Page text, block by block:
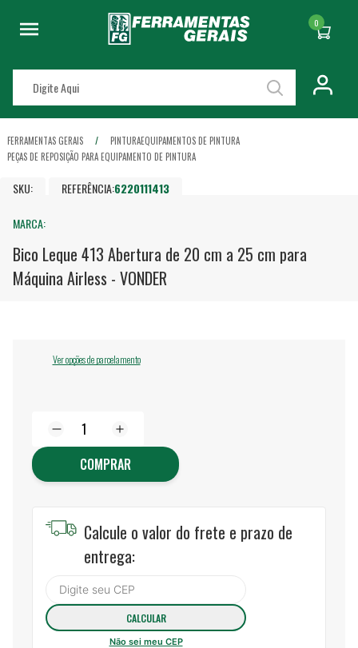
0
FERRAMENTAS GERAIS PINTURAEQUIPAMENTOS DE PINTURA
PEÇAS DE REPOSIÇÃO PARA EQUIPAMENTO DE PINTURA
SKU: REFERÊNCIA:6220111413
MARCA:
Bico Leque 413 Abertura de 20 cm a 25 cm para
Máquina Airless - VONDER
Ver opções de parcelamento
COMPRAR
Calcule o valor do frete e prazo de
entrega:
Não sei meu CEP